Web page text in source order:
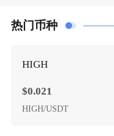
热门币种
HIGH
$0.021
HIGH/USDT